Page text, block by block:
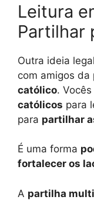
Leitura
Partilhar
Outra ideia
com amigos da
católico.
católicos para
para partilhar
É uma forma
fortalecer os
A partilha